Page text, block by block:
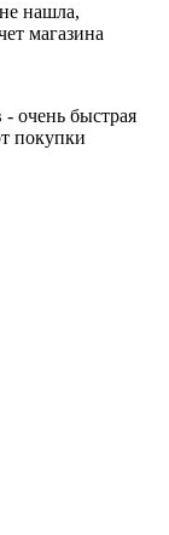
нашла,
магазина
очень быстрая
покупки